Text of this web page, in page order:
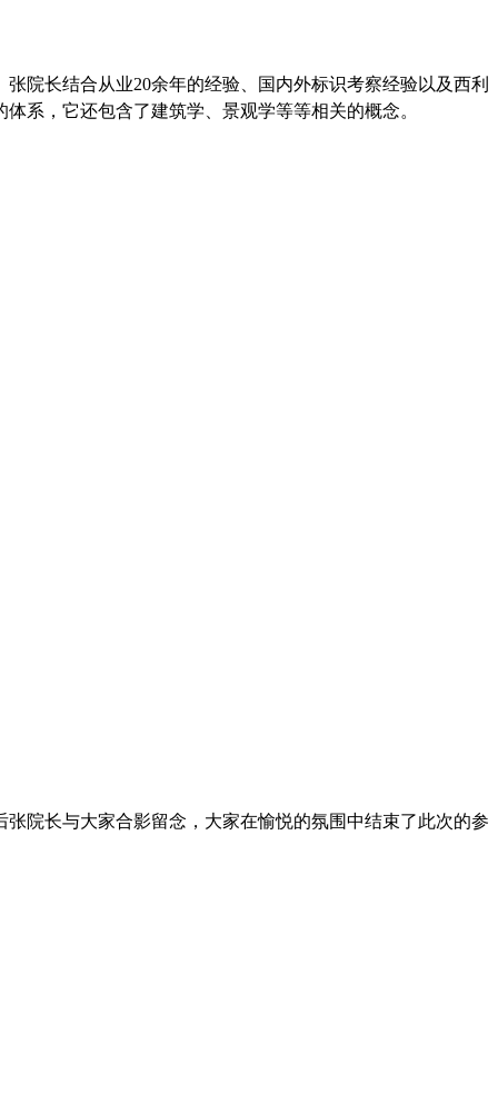
张院长结合从业20余年的经验、国内外标识考察经验以及西利
系，它还包含了建筑学、景观学等等相关的概念。
院长与大家合影留念，大家在愉悦的氛围中结束了此次的参